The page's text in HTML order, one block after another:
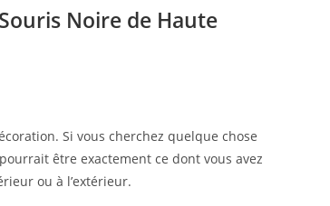
Noire de Haute
Si vous cherchez quelque chose
être exactement ce dont vous avez
ou à l’extérieur.